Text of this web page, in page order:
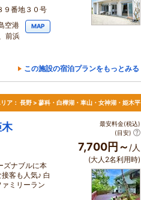
９番地３０号
空港
前浜
MAP
この施設の宿泊プランをもっとみる
ア： 長野 > 蓼科・白樺湖・車山・女神湖・姫木平
ナブルに本
客も人気♪ 白
ミリーラン
最安料金(税込)
(目安)
7,700円～ /人
(大人2名利用時)